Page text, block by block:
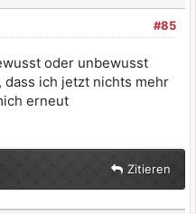
#85
oder unbewusst
ich jetzt nichts mehr
erneut
Zitieren